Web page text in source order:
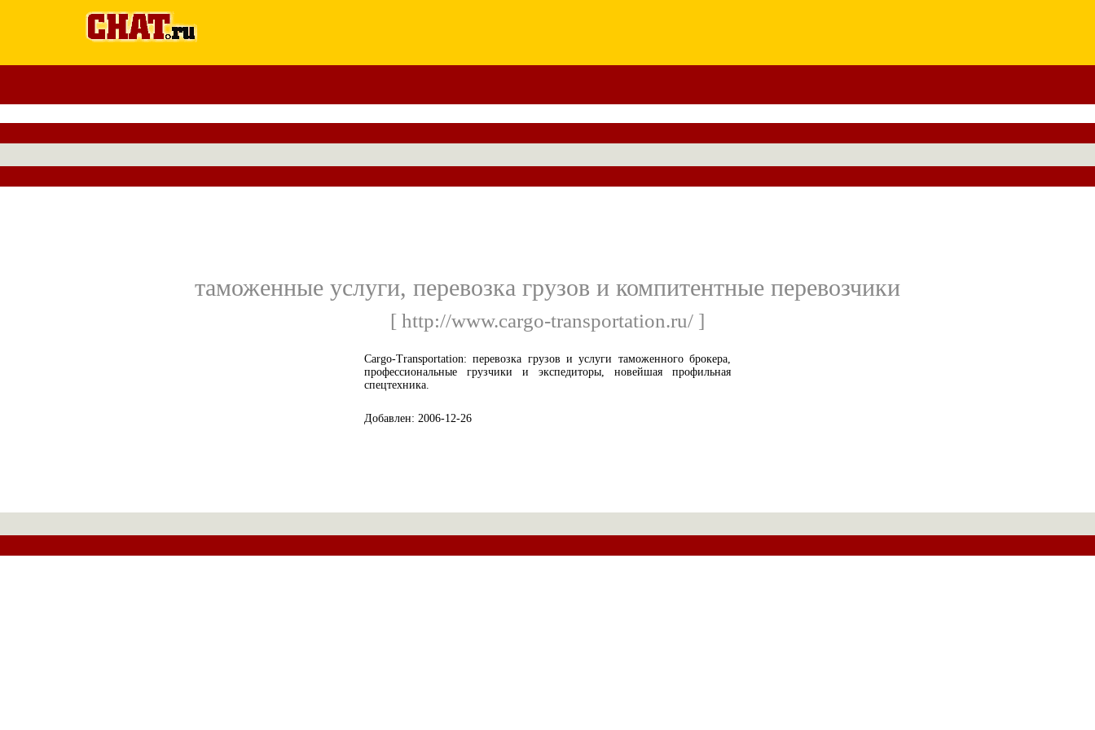
таможенные услуги, перевозка грузов и компитентные перевозчики
[ http://www.cargo-transportation.ru/ ]
Cargo-Transportation: перевозка грузов и услуги таможенного брокера,
профессиональные грузчики и экспедиторы, новейшая профильная
спецтехника.
Добавлен: 2006-12-26